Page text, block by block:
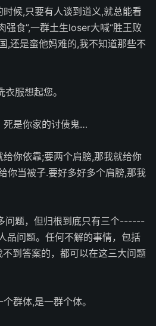
候,只要有人谈到道义,就总能看
强食”,一群土生loser大喊“胜王败
,还是蛮他妈难的,我不知道那些不
服想起您。
死是你家的讨债鬼…
你依靠;要两个肩膀,那我就给你
你当被子.要好多好多个肩膀,那我
问题，但归根到底只有三个------
品问题。任何不解的事情，包括
不到答案的，都可以在这三大问题
群体,是一群个体。